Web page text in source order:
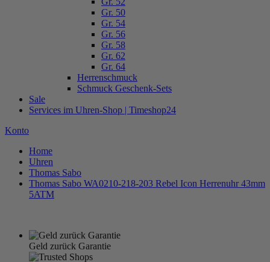
Gr. 50
Gr. 54
Gr. 56
Gr. 58
Gr. 62
Gr. 64
Herrenschmuck
Schmuck Geschenk-Sets
Sale
Services im Uhren-Shop | Timeshop24
Konto
Home
Uhren
Thomas Sabo
Thomas Sabo WA0210-218-203 Rebel Icon Herrenuhr 43mm
5ATM
Geld zurück Garantie